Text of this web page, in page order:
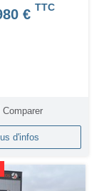
€ TTC
Comparer
d'infos